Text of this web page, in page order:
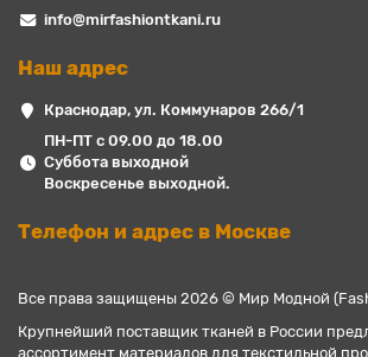
info@mirfashiontkani.ru
Наш адрес
Краснодар, ул. Коммунаров 266/1
ПН-ПТ с 09.00 до 18.00
Суббота выходной
Воскресенье выходной.
Телефон и адрес в Москве
Все права защищены 2026 © Мир Модной
Крупнейший поставщик тканей в России
ассортимент материалов для текстильной